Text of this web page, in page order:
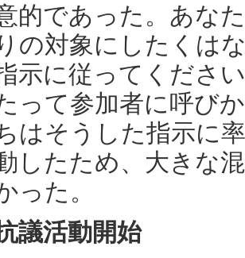
的であった。あな
の対象にしたくは
示に従ってくださ
って参加者に呼び
はそうした指示に
したため、大きな
った。
議活動開始